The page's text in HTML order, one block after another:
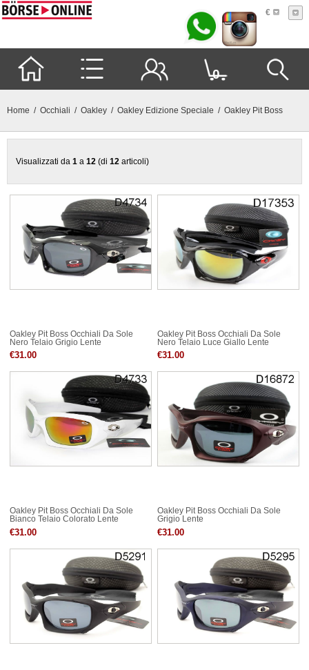
€
0
Home / Occhiali / Oakley / Oakley Edizione Speciale / Oakley Pit Boss
Visualizzati da 1 a 12 (di 12 articoli)
Oakley Pit Boss Occhiali Da Sole
Nero Telaio Grigio Lente
€31.00
Oakley Pit Boss Occhiali Da Sole
Nero Telaio Luce Giallo Lente
€31.00
Oakley Pit Boss Occhiali Da Sole
Bianco Telaio Colorato Lente
€31.00
Oakley Pit Boss Occhiali Da Sole
Grigio Lente
€31.00